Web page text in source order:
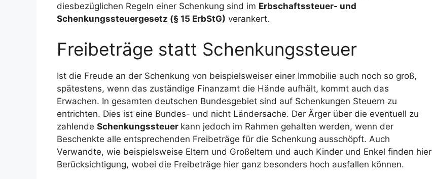
diesbezüglichen Regeln einer Schenkung sind im Erbschaftssteuer- und
Schenkungssteuergesetz (§ 15 ErbStG) verankert.
Freibeträge statt Schenkungssteuer
Ist die Freude an der Schenkung von beispielsweiser einer Immobilie auch noch so groß,
spätestens, wenn das zuständige Finanzamt die Hände aufhält, kommt auch das
Erwachen. In gesamten deutschen Bundesgebiet sind auf Schenkungen Steuern zu
entrichten. Dies ist eine Bundes- und nicht Ländersache. Der Ärger über die eventuell zu
zahlende Schenkungssteuer kann jedoch im Rahmen gehalten werden, wenn der
Beschenkte alle entsprechenden Freibeträge für die Schenkung ausschöpft. Auch
Verwandte, wie beispielsweise Eltern und Großeltern und auch Kinder und Enkel finden hier
Berücksichtigung, wobei die Freibeträge hier ganz besonders hoch ausfallen können.